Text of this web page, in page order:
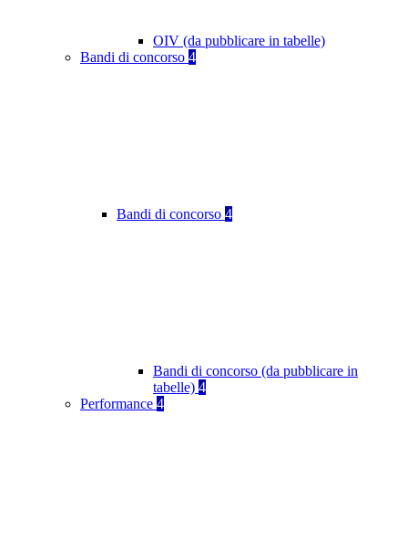
OIV (da pubblicare in tabelle)
Bandi di concorso 4
Bandi di concorso 4
Bandi di concorso (da pubblicare in
tabelle) 4
Performance 4